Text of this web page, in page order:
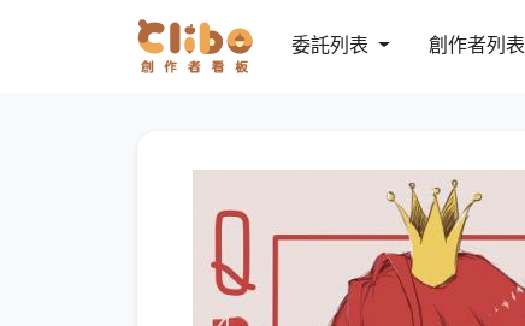
委託列表 創作者列表